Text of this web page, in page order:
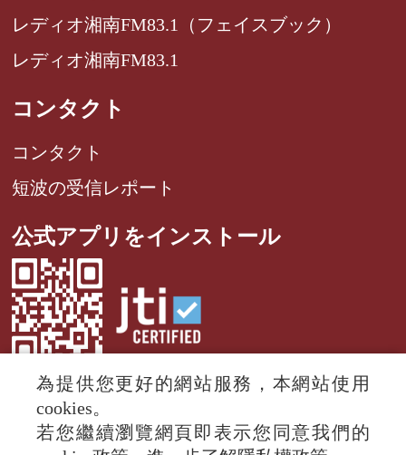
レディオ湘南FM83.1（フェイスブック）
レディオ湘南FM83.1
コンタクト
コンタクト
短波の受信レポート
公式アプリをインストール
© 2024 RTI (Radio Taiwan International).
為提供您更好的網站服務，本網站使用
cookies。
若您繼續瀏覽網頁即表示您同意我們的